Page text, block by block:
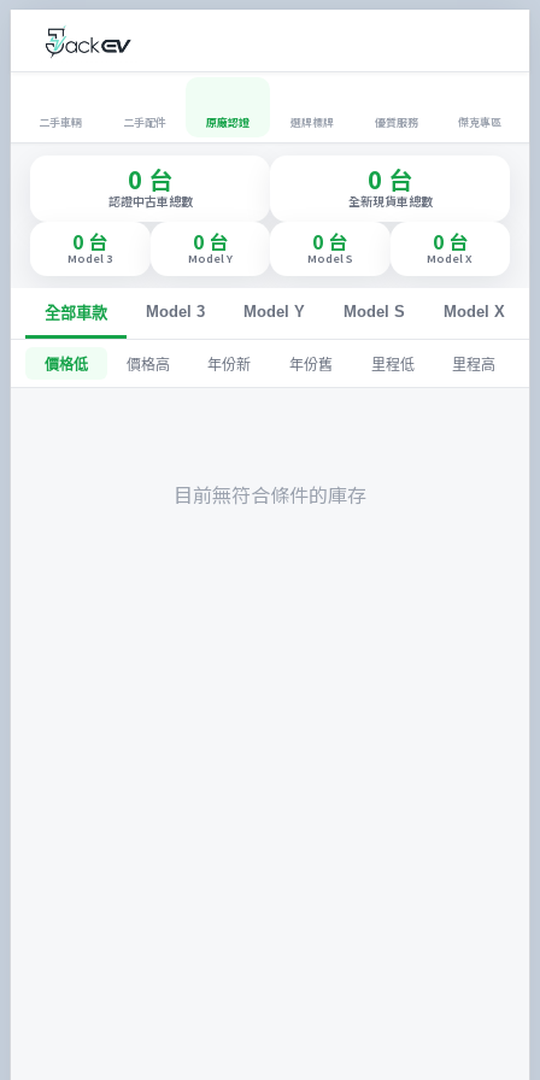
二手車輛 二手配件 原廠認證 選牌標牌 優質服務 傑克專區
0 台
認證中古車總數
0 台
全新現貨車總數
0 台
Model 3
0台
Model Y
0 台
Model S
0台
Model X
全部車款 Model 3 Model Y Model S Model X
價格低 價格高 年份新 年份舊 里程低 里程高
目前無符合條件的庫存